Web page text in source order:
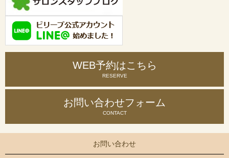
WEB予約はこちら
RESERVE
お問い合わせフォーム
CONTACT
お問い合わせ